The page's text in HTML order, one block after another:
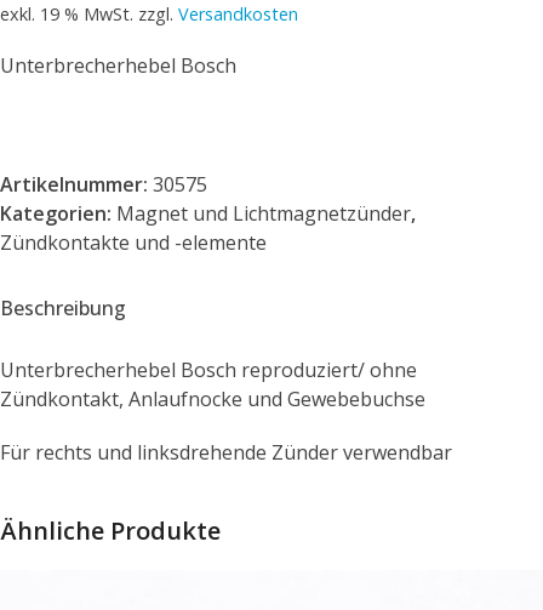
exkl. 19 % MwSt. zzgl. Versandkosten
Unterbrecherhebel Bosch
Artikelnummer: 30575
Kategorien: Magnet und Lichtmagnetzünder,
Zündkontakte und -elemente
Beschreibung
Unterbrecherhebel Bosch reproduziert/ ohne
Zündkontakt, Anlaufnocke und Gewebebuchse
Für rechts und linksdrehende Zünder verwendbar
Ähnliche Produkte